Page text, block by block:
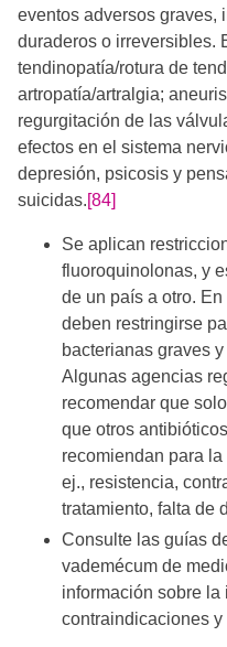
eventos adversos graves,
duraderos o irreversibles.
tendinopatía/rotura de
artropatía/artralgia;
regurgitación de las
efectos en el sistema
depresión, psicosis y
suicidas.[84]
Se aplican
fluoroquinolonas, y
de un país a otro.
deben restringirse
bacterianas graves
Algunas agencias
recomendar que
que otros
recomiendan para
ej., resistencia,
tratamiento, falta de
Consulte las guías
vademécum de
información sobre la
contraindicaciones